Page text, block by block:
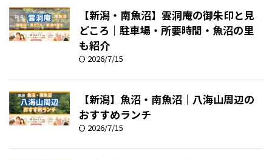
【新潟・南魚沼】雲洞庵の御朱印と見
どころ｜駐車場・所要時間・魚沼の里
も紹介
2026/7/15
【新潟】魚沼・南魚沼｜八海山周辺の
おすすめランチ
2026/7/15